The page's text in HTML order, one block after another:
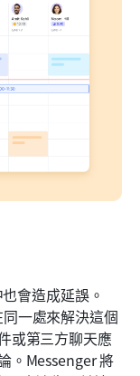
會造成延誤。
一處來解決這個
或第三方聊天應
。Messenger 將